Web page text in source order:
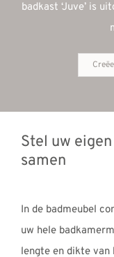
badkast ‘Juve’ is
Stel uw
samen
In de badmeubel
uw hele
lengte en dikte